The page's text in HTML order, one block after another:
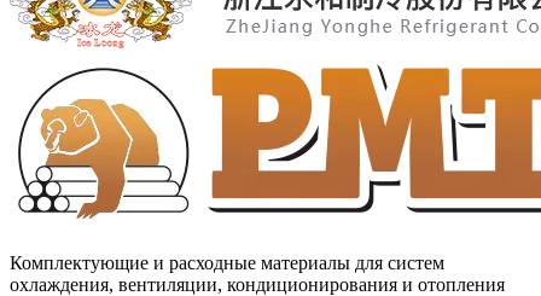
Комплектующие и расходные материалы для систем
охлаждения, вентиляции, кондиционирования и отопления